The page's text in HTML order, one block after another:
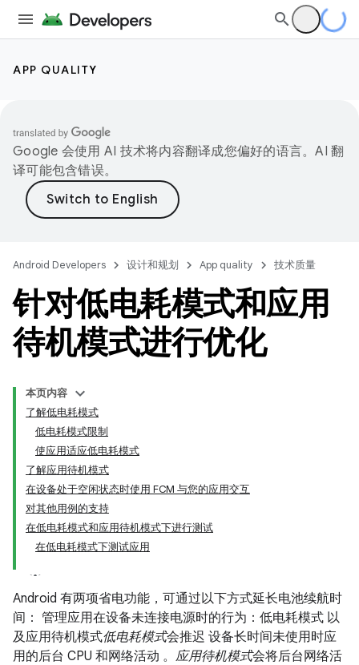
APP QUALITY
Google 会使用 AI 技术将内容翻译成您偏好的语言。AI 翻
译可能包含错误。
Android Developers 设计和规划 App quality 技术质量
针对低电耗模式和应用
待机模式进行优化
本页内容
了解低电耗模式
低电耗模式限制
使应用适应低电耗模式
了解应用待机模式
在设备处于空闲状态时使用 FCM 与您的应用交互
对其他用例的支持
在低电耗模式和应用待机模式下进行测试
在低电耗模式下测试应用
Android 有两项省电功能，可通过以下方式延长电池续航时
间： 管理应用在设备未连接电源时的行为：低电耗模式 以
及应用待机模式低电耗模式会推迟 设备长时间未使用时应
用的后台 CPU 和网络活动 。 应用待机模式会将后台网络活